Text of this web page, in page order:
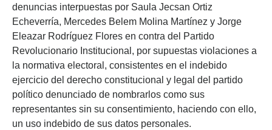
denuncias interpuestas por Saula Jecsan Ortiz
Echeverría, Mercedes Belem Molina Martínez y Jorge
Eleazar Rodríguez Flores en contra del Partido
Revolucionario Institucional, por supuestas violaciones a
la normativa electoral, consistentes en el indebido
ejercicio del derecho constitucional y legal del partido
político denunciado de nombrarlos como sus
representantes sin su consentimiento, haciendo con ello,
un uso indebido de sus datos personales.